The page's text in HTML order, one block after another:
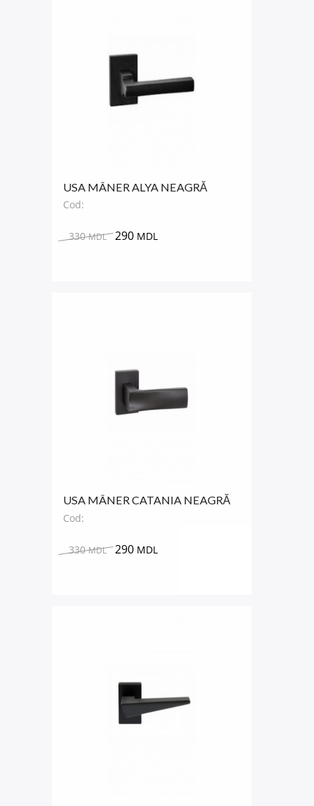
USA MÂNER ALYA NEAGRĂ
Cod:
330MDL 290 MDL
USA MÂNER CATANIA NEAGRĂ
Cod:
330MDL 290 MDL